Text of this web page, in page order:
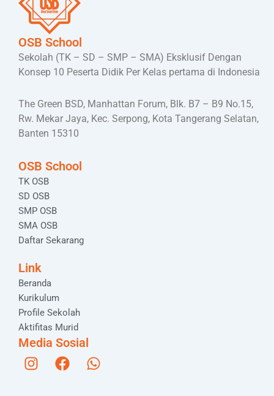
OSB School
Sekolah (TK – SD – SMP – SMA) Eksklusif Dengan
Konsep 10 Peserta Didik Per Kelas pertama di Indonesia
The Green BSD, Manhattan Forum, Blk. B7 – B9 No.15,
Rw. Mekar Jaya, Kec. Serpong, Kota Tangerang Selatan,
Banten 15310
OSB School
TK OSB
SD OSB
SMP OSB
SMA OSB
Daftar Sekarang
Link
Beranda
Kurikulum
Profile Sekolah
Aktifitas Murid
Media Sosial
I
n
F
a
W
h